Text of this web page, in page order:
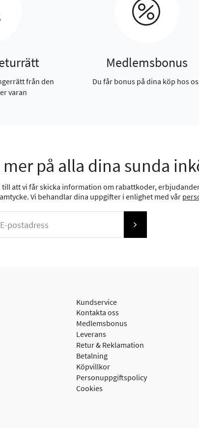
från den
varan
Medlemsbonus
Du får bonus på dina köp hos
på alla dina sunda
att vi får skicka information om rabattkoder,
Vi behandlar dina uppgifter i enlighet med vår
Kundservice
Kontakta oss
Medlemsbonus
Leverans
Retur & Reklamation
Betalning
Köpvillkor
Personuppgiftspolicy
Cookies